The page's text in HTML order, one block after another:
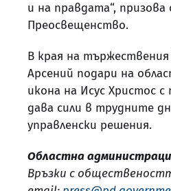
и на правдата“,
Преосвещенство.
В края на
Арсений подари на
икона на Исус Христос с
дава сили в трудните
управленски решения.
Областна
Връзки с